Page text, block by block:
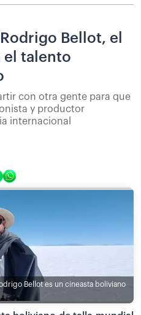
Bellot, el
el talento
con otra gente para que
y productor
internacional
Bellot es un cineasta boliviano